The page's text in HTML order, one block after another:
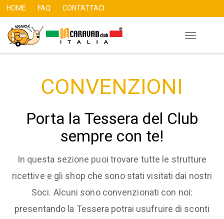
Skip
to
HOME FAQ CONTATTACI
Toggle
CONVENZIONI
Porta la Tessera del Club
sempre con te!
In questa sezione puoi trovare tutte le strutture
ricettive e gli shop che sono stati visitati dai nostri
Soci. Alcuni sono convenzionati con noi:
presentando la Tessera potrai usufruire di sconti